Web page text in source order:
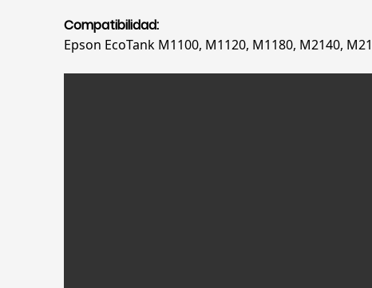
Compatibilidad:
Epson EcoTank M1100, M1120, M1180, M2140,